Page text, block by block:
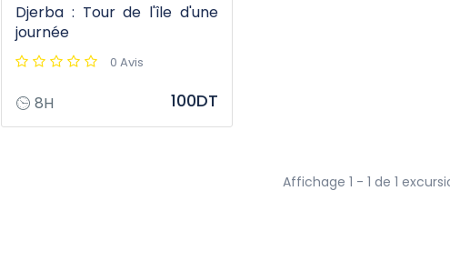
Djerba : Tour de l'île d'une
journée
0 Avis
8H 100DT
Affichage 1 - 1 de 1